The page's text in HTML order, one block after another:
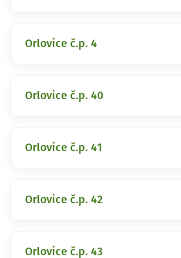
Orlovice č.p. 4
Orlovice č.p. 40
Orlovice č.p. 41
Orlovice č.p. 42
Orlovice č.p. 43